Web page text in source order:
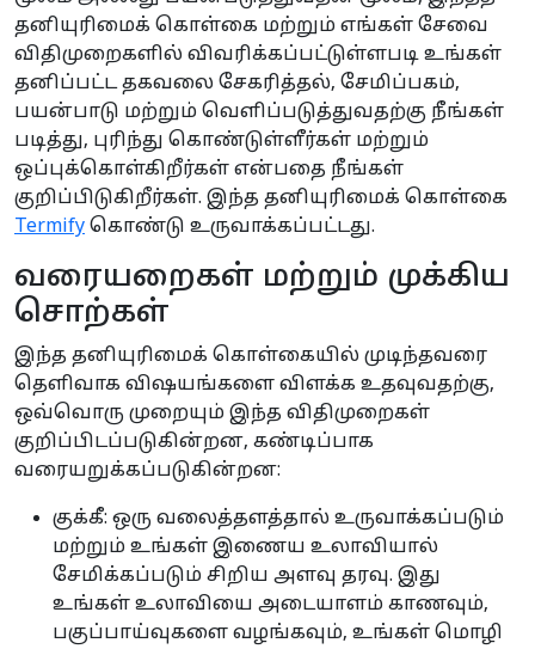
தனியுரிமைக் கொள்கை மற்றும் எங்கள் சேவை
விதிமுறைகளில் விவரிக்கப்பட்டுள்ளபடி உங்கள்
தனிப்பட்ட தகவலை சேகரித்தல், சேமிப்பகம்,
பயன்பாடு மற்றும் வெளிப்படுத்துவதற்கு நீங்கள்
படித்து, புரிந்து கொண்டுள்ளீர்கள் மற்றும்
ஒப்புக்கொள்கிறீர்கள் என்பதை நீங்கள்
குறிப்பிடுகிறீர்கள். இந்த தனியுரிமைக் கொள்கை
Termify கொண்டு உருவாக்கப்பட்டது.
வரையறைகள் மற்றும் முக்கிய
சொற்கள்
இந்த தனியுரிமைக் கொள்கையில் முடிந்தவரை
தெளிவாக விஷயங்களை விளக்க உதவுவதற்கு,
ஒவ்வொரு முறையும் இந்த விதிமுறைகள்
குறிப்பிடப்படுகின்றன, கண்டிப்பாக
வரையறுக்கப்படுகின்றன:
குக்கீ: ஒரு வலைத்தளத்தால் உருவாக்கப்படும்
மற்றும் உங்கள் இணைய உலாவியால்
சேமிக்கப்படும் சிறிய அளவு தரவு. இது
உங்கள் உலாவியை அடையாளம் காணவும்,
பகுப்பாய்வுகளை வழங்கவும், உங்கள் மொழி